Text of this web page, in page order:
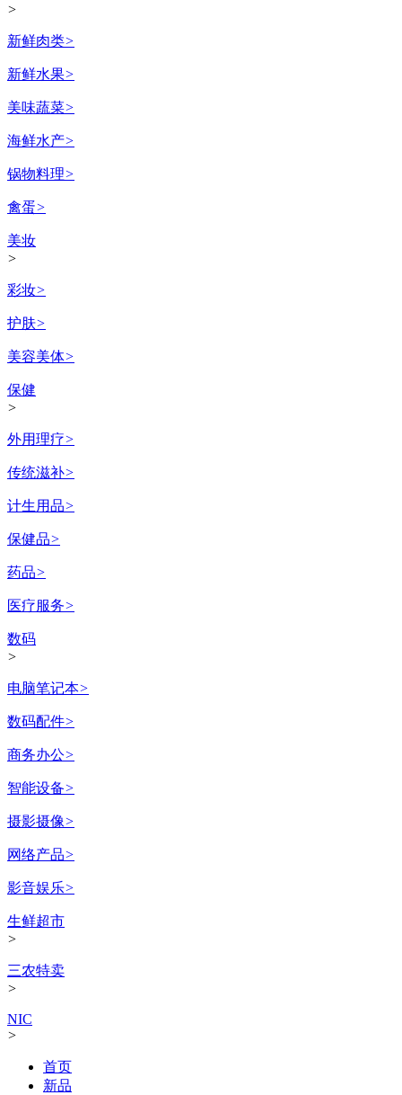
>
新鲜肉类>
新鲜水果>
美味蔬菜>
海鲜水产>
锅物料理>
禽蛋>
美妆
>
彩妆>
护肤>
美容美体>
保健
>
外用理疗>
传统滋补>
计生用品>
保健品>
药品>
医疗服务>
数码
>
电脑笔记本>
数码配件>
商务办公>
智能设备>
摄影摄像>
网络产品>
影音娱乐>
生鲜超市
>
三农特卖
>
NIC
>
首页
新品